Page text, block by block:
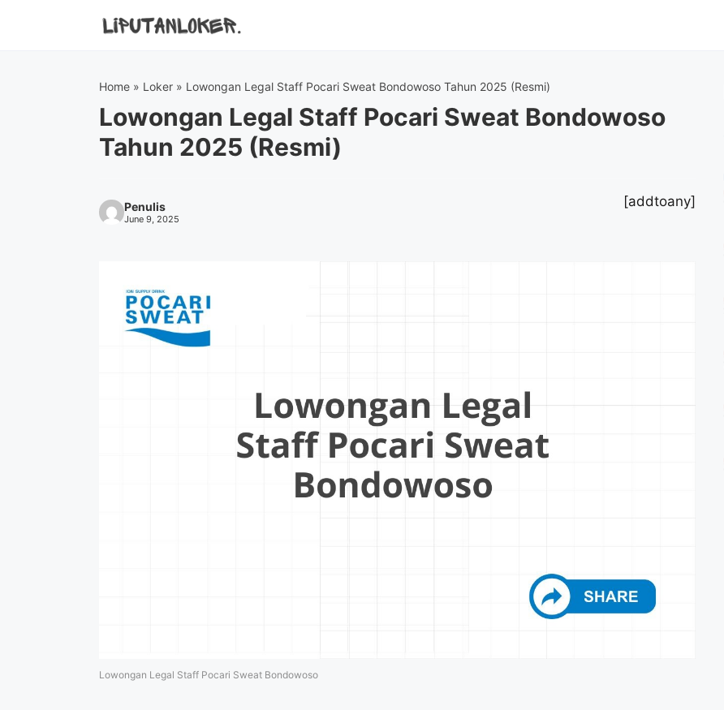
Home » Loker » Lowongan Legal Staff Pocari Sweat Bondowoso Tahun 2025 (Resmi)
Lowongan Legal Staff Pocari Sweat Bondowoso
Tahun 2025 (Resmi)
Penulis
June 9, 2025
[addtoany]
Lowongan Legal Staff Pocari Sweat Bondowoso